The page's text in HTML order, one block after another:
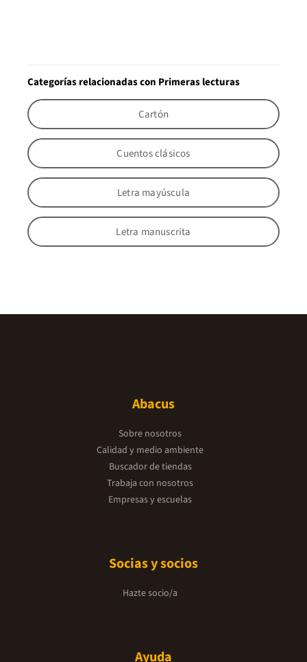
Categorías relacionadas con Primeras lecturas
Cartón
Cuentos clásicos
Letra mayúscula
Letra manuscrita
Abacus
Sobre nosotros
Calidad y medio ambiente
Buscador de tiendas
Trabaja con nosotros
Empresas y escuelas
Socias y socios
Hazte socio/a
Ayuda